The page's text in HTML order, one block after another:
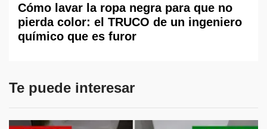
Cómo lavar la ropa negra para que no
pierda color: el TRUCO de un ingeniero
químico que es furor
Te puede interesar